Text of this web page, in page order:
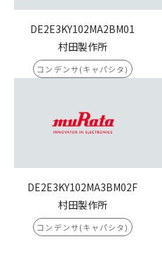
DE2E3KY102MA2BM01
村田製作所
コンデンサ(キャパシタ)
DE2E3KY102MA3BM02F
村田製作所
コンデンサ(キャパシタ)